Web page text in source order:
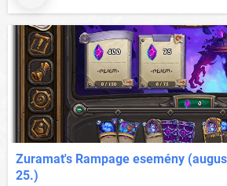
Zuramat's Rampage esemény
25.)